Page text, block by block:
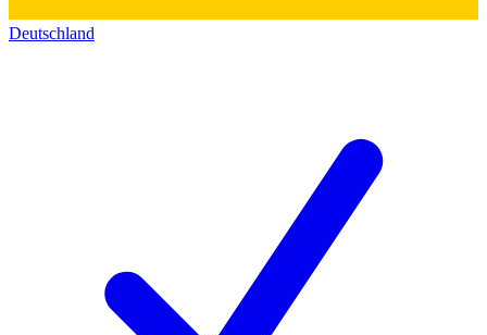
Deutschland